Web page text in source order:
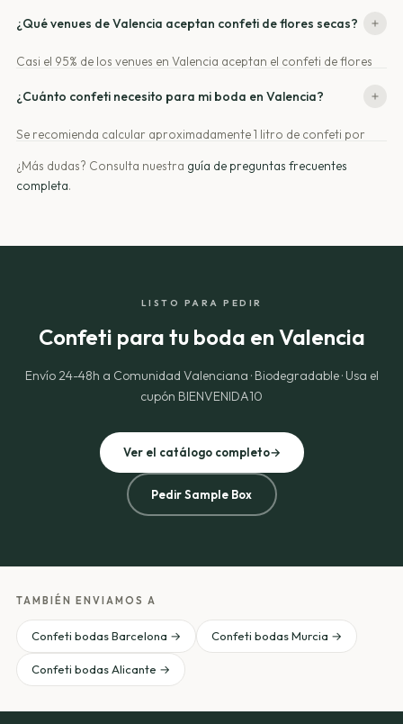
para que lo tengas listo para tu gran día.
¿Qué venues de Valencia aceptan confeti de flores secas?
Casi el 95% de los venues en Valencia aceptan el confeti de flores
de que se cumplan todas las normativas del lugar.
¿Cuánto confeti necesito para mi boda en Valencia?
Se recomienda calcular aproximadamente 1 litro de confeti por
disponemos de una calculadora en nuestra web.
¿Más dudas? Consulta nuestra guía de preguntas frecuentes
completa.
LISTO PARA PEDIR
Confeti para tu boda en Valencia
Envío 24-48h a Comunidad Valenciana · Biodegradable · Usa el
cupón BIENVENIDA10
Ver el catálogo completo→
Pedir Sample Box
TAMBIÉN ENVIAMOS A
Confeti bodas Barcelona → Confeti bodas Murcia →
Confeti bodas Alicante →